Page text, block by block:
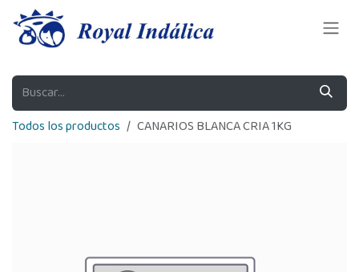
Ir al contenido
Todos los productos CANARIOS BLANCA CRIA 1KG